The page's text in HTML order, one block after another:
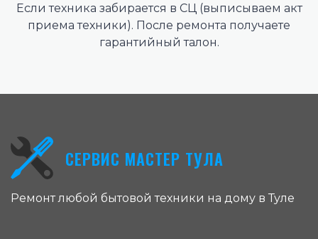
Если техника забирается в СЦ (выписываем акт
приема техники). После ремонта получаете
гарантийный талон.
СЕРВИС МАСТЕР ТУЛА
Ремонт любой бытовой техники на дому в Туле